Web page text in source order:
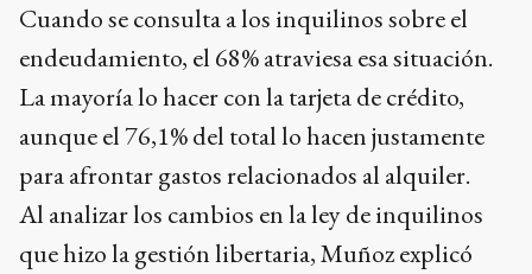
Cuando se consulta a los inquilinos sobre el
endeudamiento, el 68% atraviesa esa situación.
La mayoría lo hacer con la tarjeta de crédito,
aunque el 76,1% del total lo hacen justamente
para afrontar gastos relacionados al alquiler.
Al analizar los cambios en la ley de inquilinos
que hizo la gestión libertaria, Muñoz explicó